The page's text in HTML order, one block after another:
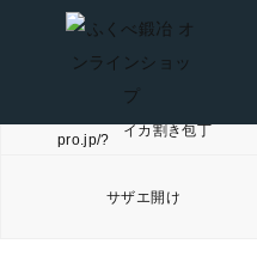
イカ割き包丁
サザエ開け